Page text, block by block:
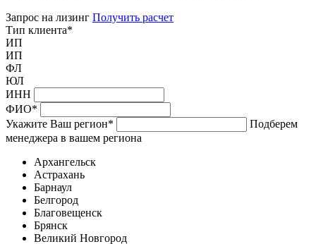
Запрос на лизинг Получить расчет
Тип клиента*
ИП
ИП
ФЛ
ЮЛ
ИНН
ФИО*
Укажите Ваш регион*
Подберем
менеджера в вашем региона
Архангельск
Астрахань
Барнаул
Белгород
Благовещенск
Брянск
Великий Новгород